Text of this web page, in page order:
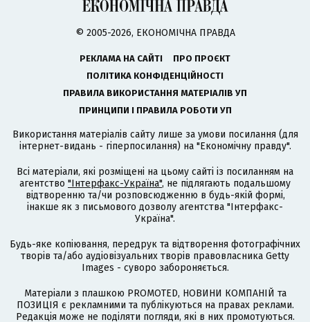
© 2005-2026, ЕКОНОМІЧНА ПРАВДА
РЕКЛАМА НА САЙТІ
ПРО ПРОЄКТ
ПОЛІТИКА КОНФІДЕНЦІЙНОСТІ
ПРАВИЛА ВИКОРИСТАННЯ МАТЕРІАЛІВ УП
ПРИНЦИПИ І ПРАВИЛА РОБОТИ УП
Використання матеріалів сайту лише за умови посилання (для
інтернет-видань - гіперпосилання) на "Економічну правду".
Всі матеріали, які розміщені на цьому сайті із посиланням на
агентство "Інтерфакс-Україна", не підлягають подальшому
відтворенню та/чи розповсюдженню в будь-якій формі,
інакше як з письмового дозволу агентства "Інтерфакс-
Україна".
Будь-яке копіювання, передрук та відтворення фотографічних
творів та/або аудіовізуальних творів правовласника Getty
Images - суворо забороняється.
Матеріали з плашкою PROMOTED, НОВИНИ КОМПАНІЙ та
ПОЗИЦІЯ є рекламними та публікуються на правах реклами.
Редакція може не поділяти погляди, які в них промотуються.